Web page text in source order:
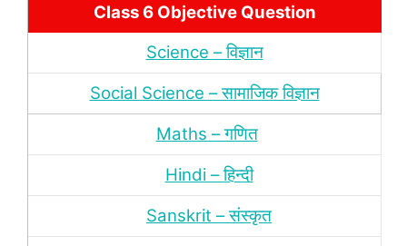
Class 6 Objective Question
Science – विज्ञान
Social Science – सामाजिक विज्ञान
Maths – गणित
Hindi – हिन्‍दी
Sanskrit – संस्‍कृत